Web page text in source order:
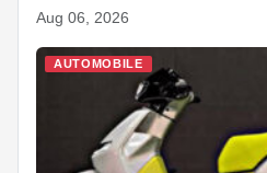
Aug 06, 2026
AUTOMOBILE